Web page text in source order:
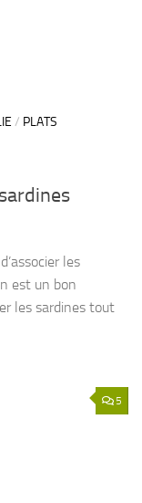
/ PLATS
les
est un bon
les sardines tout
5